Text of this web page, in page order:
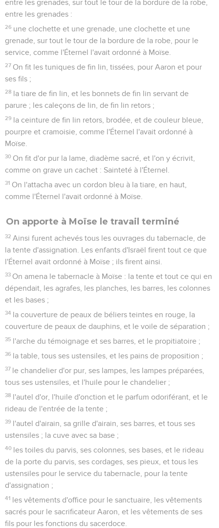
entre les grenades, sur tout le tour de la bordure de la robe,
entre les grenades :
26 une clochette et une grenade, une clochette et une
grenade, sur tout le tour de la bordure de la robe, pour le
service, comme l'Éternel l'avait ordonné à Moïse.
27 On fit les tuniques de fin lin, tissées, pour Aaron et pour
ses fils ;
28 la tiare de fin lin, et les bonnets de fin lin servant de
parure ; les caleçons de lin, de fin lin retors ;
29 la ceinture de fin lin retors, brodée, et de couleur bleue,
pourpre et cramoisie, comme l'Éternel l'avait ordonné à
Moïse.
30 On fit d'or pur la lame, diadème sacré, et l'on y écrivit,
comme on grave un cachet : Sainteté à l'Éternel.
31 On l'attacha avec un cordon bleu à la tiare, en haut,
comme l'Éternel l'avait ordonné à Moïse.
On apporte à Moïse le travail terminé
32 Ainsi furent achevés tous les ouvrages du tabernacle, de
la tente d'assignation. Les enfants d'Israël firent tout ce que
l'Éternel avait ordonné à Moïse ; ils firent ainsi.
33 On amena le tabernacle à Moïse : la tente et tout ce qui en
dépendait, les agrafes, les planches, les barres, les colonnes
et les bases ;
34 la couverture de peaux de béliers teintes en rouge, la
couverture de peaux de dauphins, et le voile de séparation ;
35 l'arche du témoignage et ses barres, et le propitiatoire ;
36 la table, tous ses ustensiles, et les pains de proposition ;
37 le chandelier d'or pur, ses lampes, les lampes préparées,
tous ses ustensiles, et l'huile pour le chandelier ;
38 l'autel d'or, l'huile d'onction et le parfum odoriférant, et le
rideau de l'entrée de la tente ;
39 l'autel d'airain, sa grille d'airain, ses barres, et tous ses
ustensiles ; la cuve avec sa base ;
40 les toiles du parvis, ses colonnes, ses bases, et le rideau
de la porte du parvis, ses cordages, ses pieux, et tous les
ustensiles pour le service du tabernacle, pour la tente
d'assignation ;
41 les vêtements d'office pour le sanctuaire, les vêtements
sacrés pour le sacrificateur Aaron, et les vêtements de ses
fils pour les fonctions du sacerdoce.